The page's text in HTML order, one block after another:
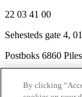
22 03 41 00
Sehesteds gate 4,
Postboks 6860
By clicking